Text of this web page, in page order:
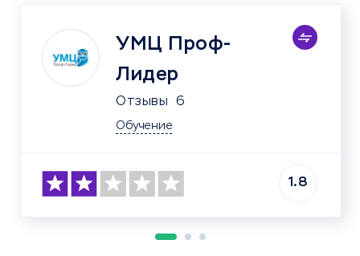
УМЦ Проф-
Лидер
Отзывы 6
Обучение
1.8